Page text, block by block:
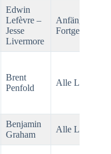
Edwin
Lefèvre –
Jesse
Livermore
Anfänger bis
Brent
Penfold
Alle Levels
Benjamin
Graham
Alle Levels